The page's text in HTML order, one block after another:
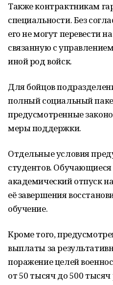
Также контрактникам
специальности. Без
его не могут перевести
связанную с
иной род войск.
Для бойцов
полный социальный
предусмотренные
меры поддержки.
Отдельные условия
студентов.
академический отпуск
её завершения
обучение.
Кроме того,
выплаты за
поражение целей
от 50 тысяч до 500 тысяч